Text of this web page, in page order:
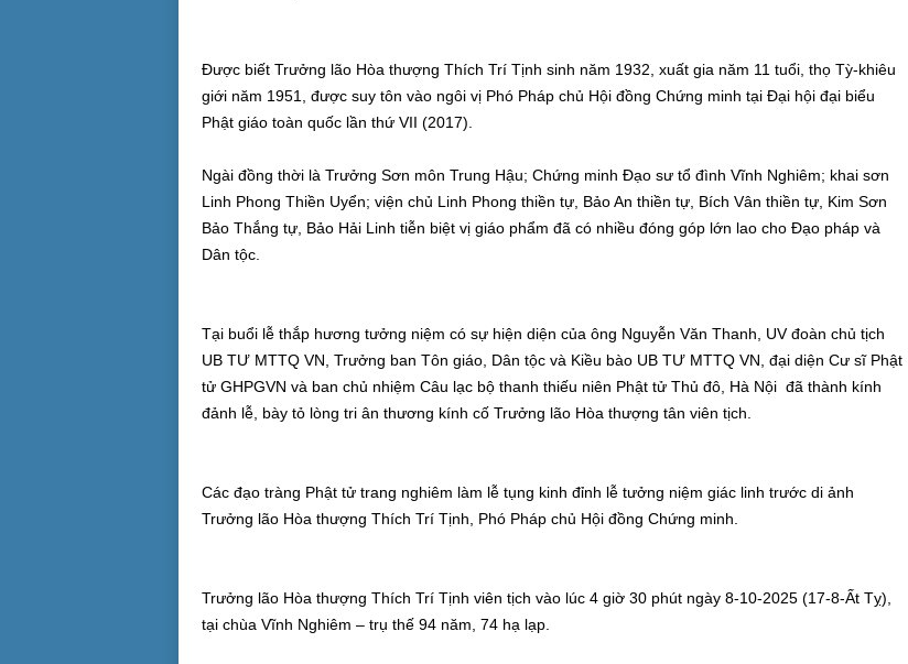
Được biết Trưởng lão Hòa thượng Thích Trí Tịnh sinh năm 1932, xuất gia năm 11 tuổi, thọ Tỳ-khiêu
giới năm 1951, được suy tôn vào ngôi vị Phó Pháp chủ Hội đồng Chứng minh tại Đại hội đại biểu
Phật giáo toàn quốc lần thứ VII (2017).
Ngài đồng thời là Trưởng Sơn môn Trung Hậu; Chứng minh Đạo sư tổ đình Vĩnh Nghiêm; khai sơn
Linh Phong Thiền Uyển; viện chủ Linh Phong thiền tự, Bảo An thiền tự, Bích Vân thiền tự, Kim Sơn
Bảo Thắng tự, Bảo Hải Linh tiễn biệt vị giáo phẩm đã có nhiều đóng góp lớn lao cho Đạo pháp và
Dân tộc.
Tại buổi lễ thắp hương tưởng niệm có sự hiện diện của ông Nguyễn Văn Thanh, UV đoàn chủ tịch
UB TƯ MTTQ VN, Trưởng ban Tôn giáo, Dân tộc và Kiều bào UB TƯ MTTQ VN, đại diện Cư sĩ Phật
tử GHPGVN và ban chủ nhiệm Câu lạc bộ thanh thiếu niên Phật tử Thủ đô, Hà Nội đã thành kính
đảnh lễ, bày tỏ lòng tri ân thương kính cố Trưởng lão Hòa thượng tân viên tịch.
Các đạo tràng Phật tử trang nghiêm làm lễ tụng kinh đỉnh lễ tưởng niệm giác linh trước di ảnh
Trưởng lão Hòa thượng Thích Trí Tịnh, Phó Pháp chủ Hội đồng Chứng minh.
Trưởng lão Hòa thượng Thích Trí Tịnh viên tịch vào lúc 4 giờ 30 phút ngày 8-10-2025 (17-8-Ất Tỵ),
tại chùa Vĩnh Nghiêm – trụ thế 94 năm, 74 hạ lạp.